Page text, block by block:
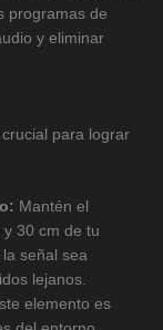
programas de
y eliminar
para lograr
Mantén el
30 cm de tu
señal sea
lejanos.
elemento es